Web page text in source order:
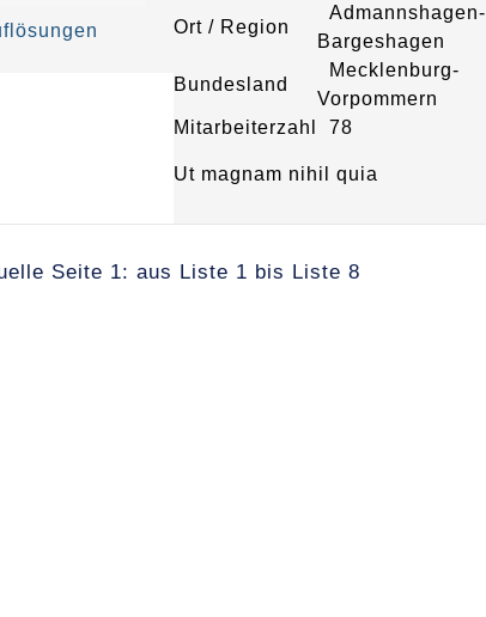
Ort / Region
Admannshagen-
Bargeshagen
Bundesland
Mecklenburg-
Vorpommern
Mitarbeiterzahl
78
Ut magnam nihil quia
Seite 1: aus Liste 1 bis Liste 8